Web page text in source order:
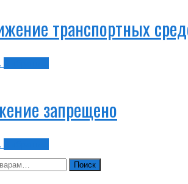
транспортных
запрещено
Поиск